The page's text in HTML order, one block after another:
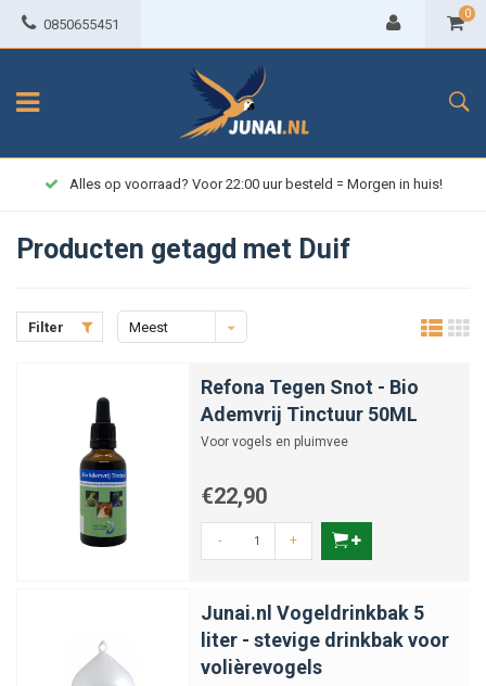
0850655451
0
Alles op voorraad? Voor 22:00 uur besteld = Morgen in huis!
Producten getagd met Duif
Filter
Meest
Refona Tegen Snot - Bio
Ademvrij Tinctuur 50ML
Voor vogels en pluimvee
€22,90
- +
Junai.nl Vogeldrinkbak 5
liter - stevige drinkbak voor
volièrevogels